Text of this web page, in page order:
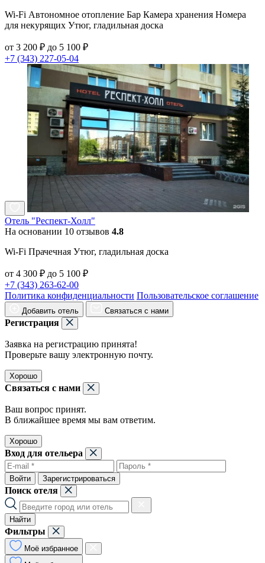
Wi-Fi Автономное отопление Бар Камера хранения Номера
для некурящих Утюг, гладильная доска
от 3 200 ₽ до 5 100 ₽
+7 (343) 227-05-04
Отель "Респект-Холл"
На основании 10 отзывов 4.8
Wi-Fi Прачечная Утюг, гладильная доска
от 4 300 ₽ до 5 100 ₽
+7 (343) 263-62-00
Политика конфиденциальности Пользовательское соглашение
Добавить отель Связаться с нами
Регистрация
Заявка на регистрацию принята!
Проверьте вашу электронную почту.
Хорошо
Связаться с нами
Ваш вопрос принят.
В ближайшее время мы вам ответим.
Хорошо
Вход для отельера
Войти Зарегистрироваться
Поиск отеля
Найти
Фильтры
Моё избранное